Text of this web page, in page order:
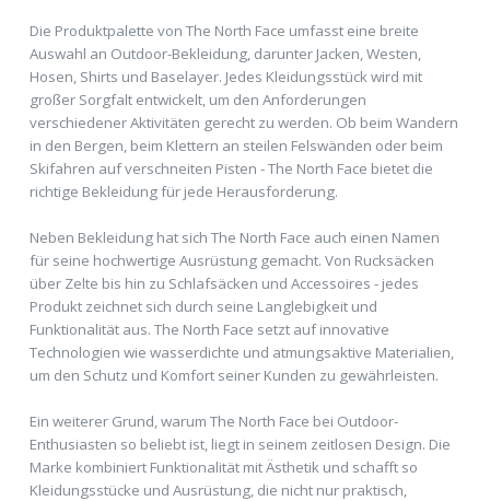
Die Produktpalette von The North Face umfasst eine breite
Auswahl an Outdoor-Bekleidung, darunter Jacken, Westen,
Hosen, Shirts und Baselayer. Jedes Kleidungsstück wird mit
großer Sorgfalt entwickelt, um den Anforderungen
verschiedener Aktivitäten gerecht zu werden. Ob beim Wandern
in den Bergen, beim Klettern an steilen Felswänden oder beim
Skifahren auf verschneiten Pisten - The North Face bietet die
richtige Bekleidung für jede Herausforderung.
Neben Bekleidung hat sich The North Face auch einen Namen
für seine hochwertige Ausrüstung gemacht. Von Rucksäcken
über Zelte bis hin zu Schlafsäcken und Accessoires - jedes
Produkt zeichnet sich durch seine Langlebigkeit und
Funktionalität aus. The North Face setzt auf innovative
Technologien wie wasserdichte und atmungsaktive Materialien,
um den Schutz und Komfort seiner Kunden zu gewährleisten.
Ein weiterer Grund, warum The North Face bei Outdoor-
Enthusiasten so beliebt ist, liegt in seinem zeitlosen Design. Die
Marke kombiniert Funktionalität mit Ästhetik und schafft so
Kleidungsstücke und Ausrüstung, die nicht nur praktisch,